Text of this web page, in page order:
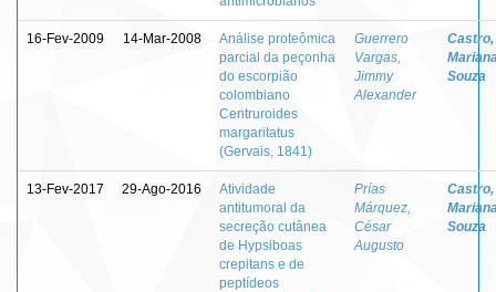
16-Fev-2009 14-Mar-2008
Análise proteômica
parcial da peçonha
do escorpião
colombiano
Centruroides
margaritatus
(Gervais, 1841)
Guerrero
Vargas,
Jimmy
Alexander
Castro,
Souza
13-Fev-2017 29-Ago-2016
Atividade
antitumoral da
secreção cutânea
de Hypsiboas
crepitans e de
peptídeos
Prías
Márquez,
César
Augusto
Castro,
Souza